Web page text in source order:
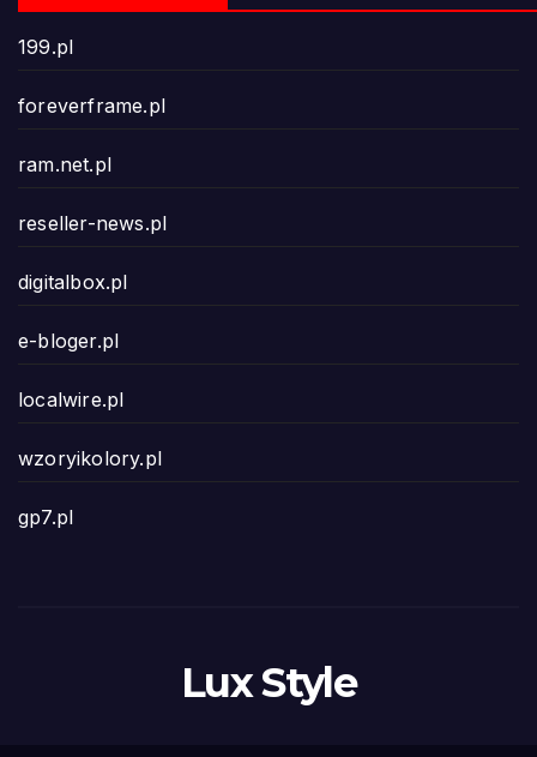
199.pl
foreverframe.pl
ram.net.pl
reseller-news.pl
digitalbox.pl
e-bloger.pl
localwire.pl
wzoryikolory.pl
gp7.pl
Lux Style